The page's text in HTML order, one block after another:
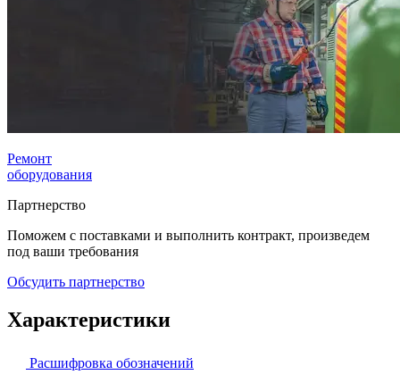
Ремонт
оборудования
Партнерство
Поможем с поставками и выполнить контракт, произведем
под ваши требования
Обсудить партнерство
Характеристики
Расшифровка обозначений